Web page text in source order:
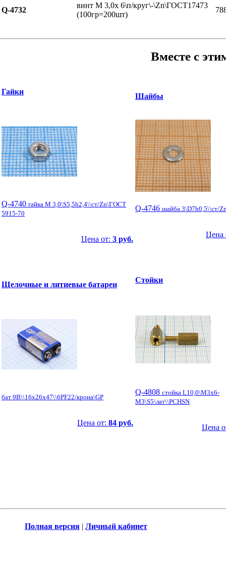
Q-4732
винт М 3,0x 6\п/круг\-\Zn\ГОСТ17473
(100гр=200шт)
Вместе с
Гайки
Q-4740 гайка М 3,0\S5,5h2,4\\ст/Zn\ГОСТ
5915-70
Цена от: 3 руб.
Шайбы
Q-4746 шайба 3\D7h0,5\\ст/
Цена
Щелочные и литиевые батареи
бат 9В\\16x26x47\\6PF22/крона\GP
Цена от: 84 руб.
Стойки
Q-4808 стойка L10,0\М3x6-
М3\S5\лат\\PCHSN
Цена
Полная версия | Личный кабинет